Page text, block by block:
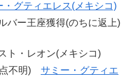
・グティエレス(メキシコ)
バー王座獲得(のちに返上)
・レオン(メキシコ)
不明) サミー・グティエ